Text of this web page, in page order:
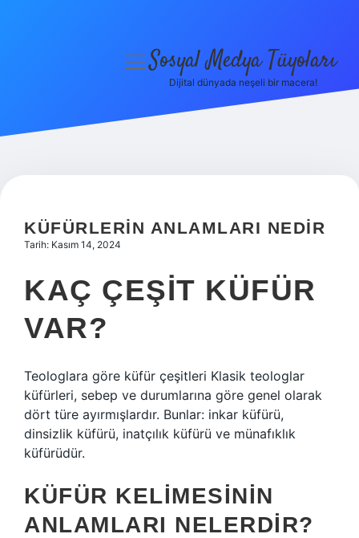
Hakkımızda
menüyüSosyal Medya Tüyoları
Dijital dünyada neşeli bir macera!
KÜFÜRLERIN ANLAMLARI NEDIR
Tarih: Kasım 14, 2024
KAÇ ÇEŞIT KÜFÜR
VAR?
Teologlara göre küfür çeşitleri Klasik teologlar
küfürleri, sebep ve durumlarına göre genel olarak
dört türe ayırmışlardır. Bunlar: inkar küfürü,
dinsizlik küfürü, inatçılık küfürü ve münafıklık
küfürüdür.
KÜFÜR KELIMESININ
ANLAMLARI NELERDIR?